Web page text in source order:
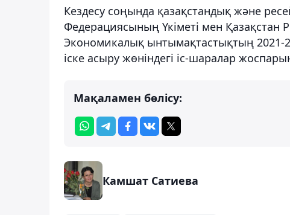
Кездесу соңында қазақстандық және
Федерациясының Үкіметі мен Қазақстан
Экономикалық ынтымақтастықтың 2021-
іске асыру жөніндегі іс-шаралар
Мақаламен бөлісу:
Камшат Сатиева